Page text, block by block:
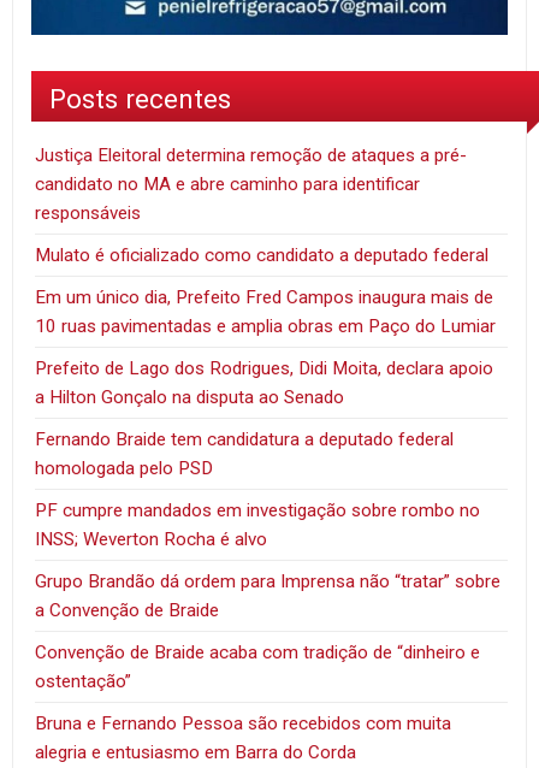
Posts recentes
Justiça Eleitoral determina remoção de ataques a pré-
candidato no MA e abre caminho para identificar
responsáveis
Mulato é oficializado como candidato a deputado federal
Em um único dia, Prefeito Fred Campos inaugura mais de
10 ruas pavimentadas e amplia obras em Paço do Lumiar
Prefeito de Lago dos Rodrigues, Didi Moita, declara apoio
a Hilton Gonçalo na disputa ao Senado
Fernando Braide tem candidatura a deputado federal
homologada pelo PSD
PF cumpre mandados em investigação sobre rombo no
INSS; Weverton Rocha é alvo
Grupo Brandão dá ordem para Imprensa não “tratar” sobre
a Convenção de Braide
Convenção de Braide acaba com tradição de “dinheiro e
ostentação”
Bruna e Fernando Pessoa são recebidos com muita
alegria e entusiasmo em Barra do Corda